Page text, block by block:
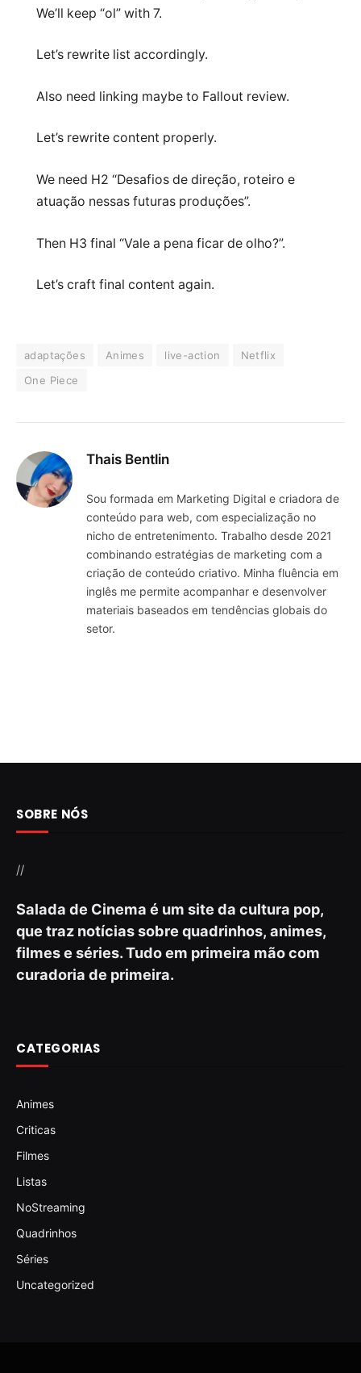
We’ll keep “ol” with 7.
Let’s rewrite list accordingly.
Also need linking maybe to Fallout review.
Let’s rewrite content properly.
We need H2 “Desafios de direção, roteiro e
atuação nessas futuras produções”.
Then H3 final “Vale a pena ficar de olho?”.
Let’s craft final content again.
adaptações Animes live-action
Netflix
One Piece
Thais Bentlin
Sou formada em Marketing Digital e criadora de
conteúdo para web, com especialização no
nicho de entretenimento. Trabalho desde 2021
combinando estratégias de marketing com a
criação de conteúdo criativo. Minha fluência em
inglês me permite acompanhar e desenvolver
materiais baseados em tendências globais do
setor.
SOBRE NÓS
//
Salada de Cinema é um site da cultura pop,
que traz notícias sobre quadrinhos, animes,
filmes e séries. Tudo em primeira mão com
curadoria de primeira.
CATEGORIAS
Animes
Criticas
Filmes
Listas
NoStreaming
Quadrinhos
Séries
Uncategorized